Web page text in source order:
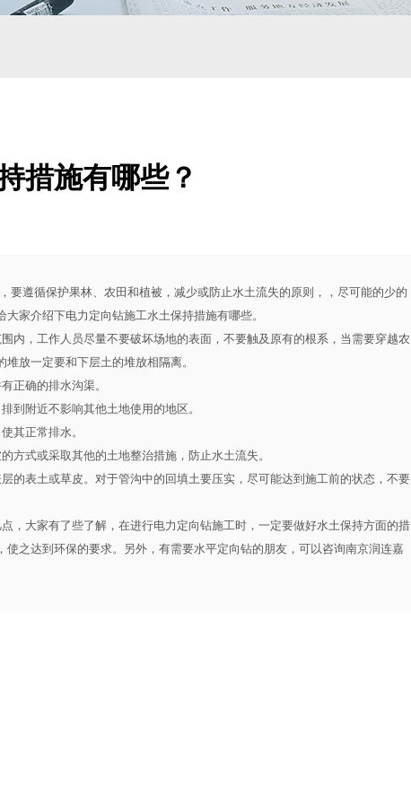
措施有哪些？
要遵循保护果林、农田和植被，减少或防止水土流失的原则，，尽可能的少的
家介绍下电力定向钻施工水土保持措施有哪些。
，工作人员尽量不要破坏场地的表面，不要触及原有的根系，当需要穿越农
放一定要和下层土的堆放相隔离。
正确的排水沟渠。
附近不影响其他土地使用的地区。
其正常排水。
式或采取其他的土地整治措施，防止水土流失。
表土或草皮。对于管沟中的回填土要压实，尽可能达到施工前的状态，不要
大家有了些了解，在进行电力定向钻施工时，一定要做好水土保持方面的措
使之达到环保的要求。另外，有需要水平定向钻的朋友，可以咨询南京润连嘉